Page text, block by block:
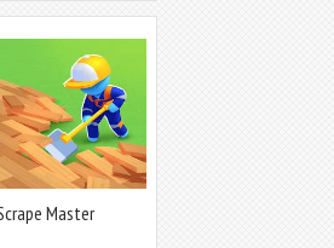
Master